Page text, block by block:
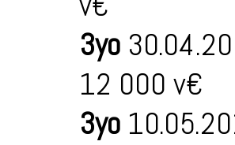
3yo
12 000 v€
3yo